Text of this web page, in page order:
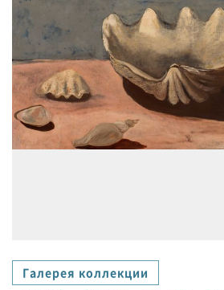
Галерея коллекции